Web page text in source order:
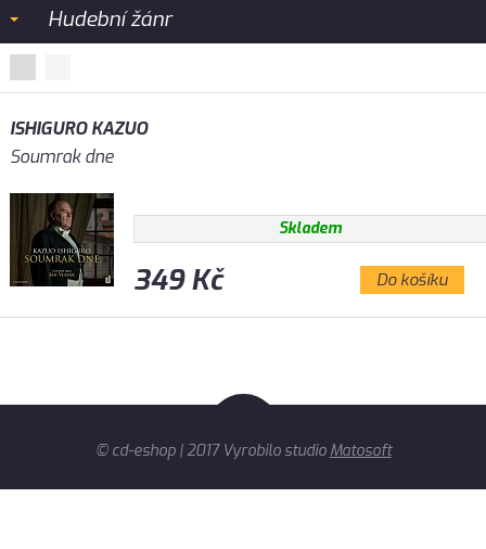
Hudební žánr
ISHIGURO KAZUO
Soumrak dne
Skladem
349 Kč Do košíku
© cd-eshop | 2017 Vyrobilo studio Matosoft